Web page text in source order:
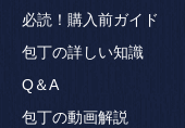
必読！購入前ガイド
包丁の詳しい知識
Q＆A
包丁の動画解説